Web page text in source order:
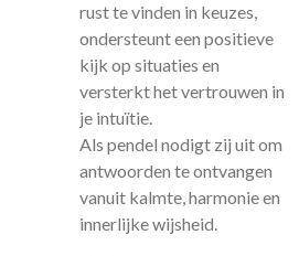
rust te vinden in keuzes,
ondersteunt een positieve
kijk op situaties en
versterkt het vertrouwen in
je intuïtie.
Als pendel nodigt zij uit om
antwoorden te ontvangen
vanuit kalmte, harmonie en
innerlijke wijsheid.